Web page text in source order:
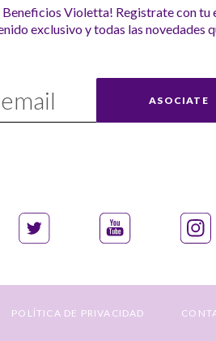
Beneficios Violetta! Registrate con tu
exclusivo y todas las novedades
ASOCIATE
POLÍTICA DE PRIVACIDAD